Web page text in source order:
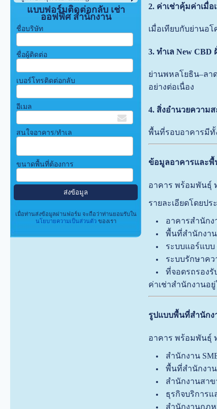
แบบฟอร์มติดต่อกลับ เช่า
ออฟฟิศ สำนักงาน
ชื่อบริษัท
ชื่อผู้ติดต่อ
เบอร์โทรติดต่อกลับ
อีเมล
สนใจอาคาร/ทำเล
ขนาดพื้นที่ต้องการ
เมื่อท่านส่งข้อมูลผ่านฟอร์ม จะถือว่าท่านยอมรับใน
นโยบายความเป็นส่วนตัว ของเรา
2. ค่าเช่าคุ้มค่าเมื่
เมื่อเทียบกับย่านอ
3. ทำเล New CBD
ย่านพหลโยธิน–ลา
อย่างต่อเนื่อง
4. สิ่งอำนวยความ
พื้นที่รอบอาคารมีทั้
ข้อมูลอาคารและพื้
อาคาร พร้อมพันธ์ุ
รายละเอียดโดยป
อาคารสำนัก
พื้นที่สำนักงาน
ระบบแอร์แบบ
ระบบรักษาค
ที่จอดรถรองรั
ค่าเช่าสำนักงานอ
รูปแบบพื้นที่สำนักง
อาคาร พร้อมพันธ์ุ
สำนักงาน
พื้นที่สำนักงาน
สำนักงานสาข
ธุรกิจบริการแ
สำนักงานกฎ